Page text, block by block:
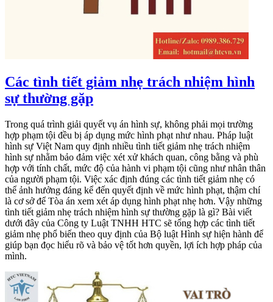
Các tình tiết giảm nhẹ trách nhiệm hình
sự thường gặp
Trong quá trình giải quyết vụ án hình sự, không phải mọi trường
hợp phạm tội đều bị áp dụng mức hình phạt như nhau. Pháp luật
hình sự Việt Nam quy định nhiều tình tiết giảm nhẹ trách nhiệm
hình sự nhằm bảo đảm việc xét xử khách quan, công bằng và phù
hợp với tính chất, mức độ của hành vi phạm tội cũng như nhân thân
của người phạm tội. Việc xác định đúng các tình tiết giảm nhẹ có
thể ảnh hưởng đáng kể đến quyết định về mức hình phạt, thậm chí
là cơ sở để Tòa án xem xét áp dụng hình phạt nhẹ hơn. Vậy những
tình tiết giảm nhẹ trách nhiệm hình sự thường gặp là gì? Bài viết
dưới đây của Công ty Luật TNHH HTC sẽ tổng hợp các tình tiết
giảm nhẹ phổ biến theo quy định của Bộ luật Hình sự hiện hành để
giúp bạn đọc hiểu rõ và bảo vệ tốt hơn quyền, lợi ích hợp pháp của
mình.